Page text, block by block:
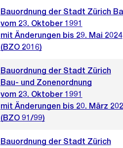
Bauordnung der Stadt Zürich
vom 23. Oktober 1991
mit Änderungen bis 29. Mai 2024
(BZO 2016)
Bauordnung der Stadt Zürich
Bau- und Zonenordnung
vom 23. Oktober 1991
mit Änderungen bis 20. März
(BZO 91/99)
Bauordnung der Stadt Zürich